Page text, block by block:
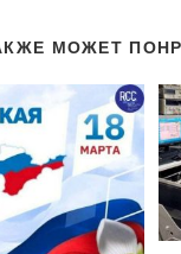
МОЖЕТ